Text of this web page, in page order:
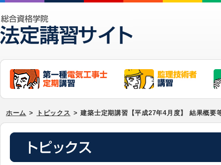
ホーム > トピックス > 建築士定期講習【平成27年4月度】 結果概要